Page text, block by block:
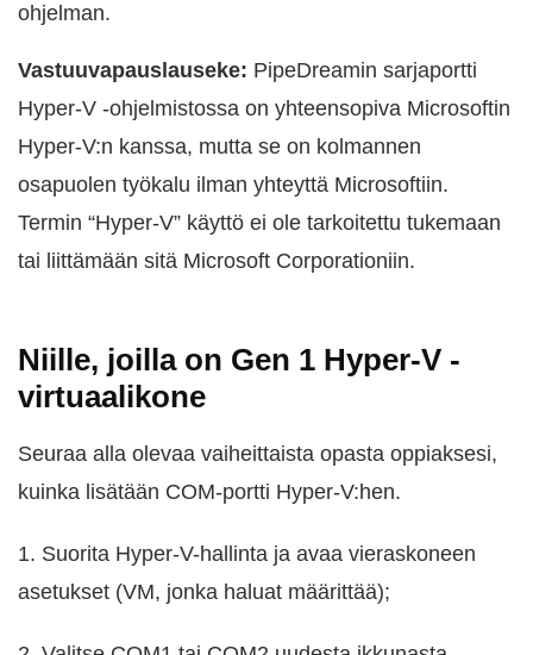
ohjelman.
Vastuuvapauslauseke: PipeDreamin sarjaportti
Hyper-V -ohjelmistossa on yhteensopiva Microsoftin
Hyper-V:n kanssa, mutta se on kolmannen
osapuolen työkalu ilman yhteyttä Microsoftiin.
Termin “Hyper-V” käyttö ei ole tarkoitettu tukemaan
tai liittämään sitä Microsoft Corporationiin.
Niille, joilla on Gen 1 Hyper-V -
virtuaalikone
Seuraa alla olevaa vaiheittaista opasta oppiaksesi,
kuinka lisätään COM-portti Hyper-V:hen.
1. Suorita Hyper-V-hallinta ja avaa vieraskoneen
asetukset (VM, jonka haluat määrittää);